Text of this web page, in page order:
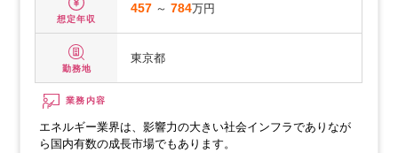
想定年収
457 ～784万円
勤務地
東京都
業務内容
エネルギー業界は、影響力の大きい社会インフラでありなが
ら国内有数の成長市場でもあります。